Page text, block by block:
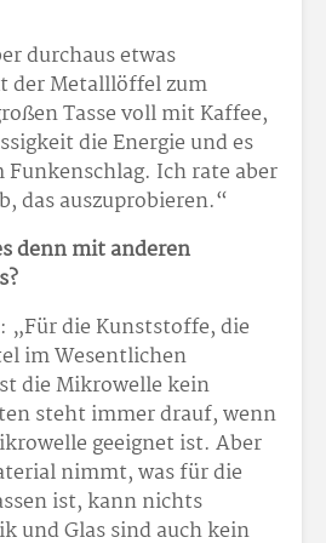
durchaus etwas
der Metalllöffel zum
Tasse voll mit Kaffee,
die Energie und es
Ich rate aber
das auszuprobieren.“
denn mit anderen
„Für die Kunststoffe, die
im Wesentlichen
die Mikrowelle kein
steht immer drauf, wenn
geeignet ist. Aber
nimmt, was für die
ist, kann nichts
und Glas sind auch kein